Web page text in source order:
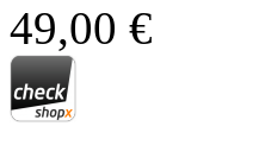
49,00 €